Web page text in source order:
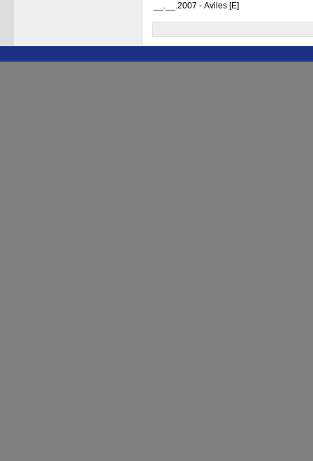
__.__.2007 - Aviles [E]